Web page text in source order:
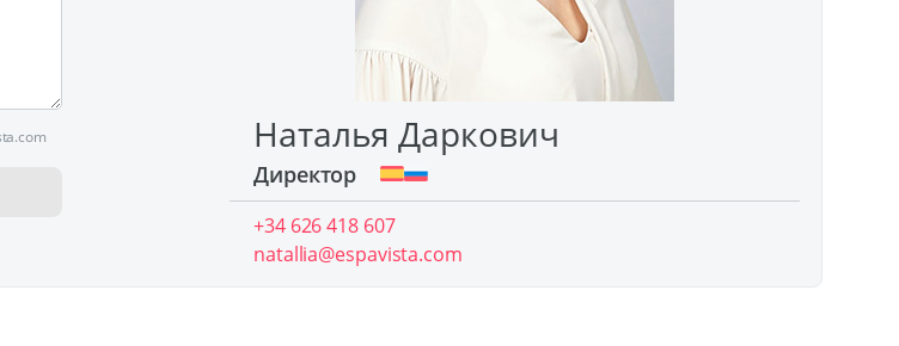
Наталья Даркович
Директор
+34 626 418 607
natallia@espavista.com